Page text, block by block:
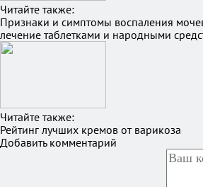
Читайте также:
Признаки и симптомы воспаления
лечение таблетками и народными
Читайте также:
Рейтинг лучших кремов от варикоза
Добавить комментарий